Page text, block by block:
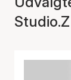
Studio.Z